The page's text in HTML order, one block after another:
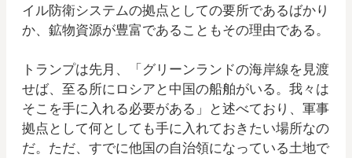
イル防衛システムの拠点としての要所であるばかり
か、鉱物資源が豊富であることもその理由である。
トランプは先月、「グリーンランドの海岸線を見渡
せば、至る所にロシアと中国の船舶がいる。我々は
そこを手に入れる必要がある」と述べており、軍事
拠点として何としても手に入れておきたい場所なの
だ。ただ、すでに他国の自治領になっている土地で